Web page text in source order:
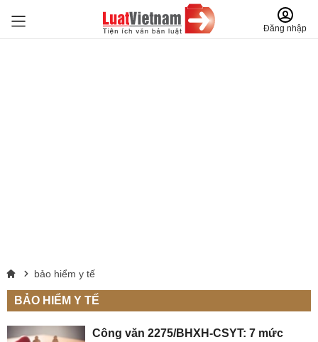
Đăng nhập
bảo hiểm y tế
BẢO HIỂM Y TẾ
Công văn 2275/BHXH-CSYT: 7 mức